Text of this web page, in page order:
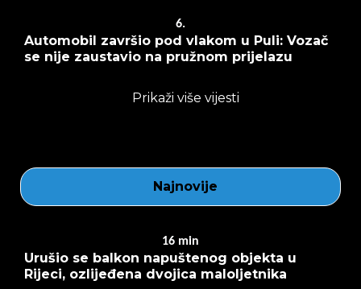
6.
Automobil završio pod vlakom u Puli: Vozač
se nije zaustavio na pružnom prijelazu
Prikaži više vijesti
Najnovije
16 min
Urušio se balkon napuštenog objekta u
Rijeci, ozlijeđena dvojica maloljetnika